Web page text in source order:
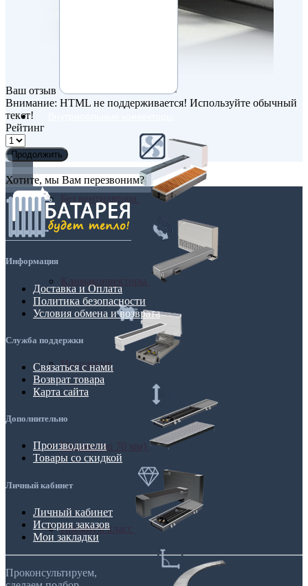
Недорогие
Низкие (до 70 мм)
Премиум класс
Ваш отзыв
Внимание: HTML не поддерживается! Используйте обычный
текст!
Рейтинг
Продолжить
Хотите, мы Вам перезвоним?
Информация
Доставка и Оплата
Политика безопасности
Условия обмена и возврата
Служба поддержки
Связаться с нами
Возврат товара
Карта сайта
Дополнительно
Производители
Товары со скидкой
Личный кабинет
Личный кабинет
История заказов
Мои закладки
Проконсультируем,